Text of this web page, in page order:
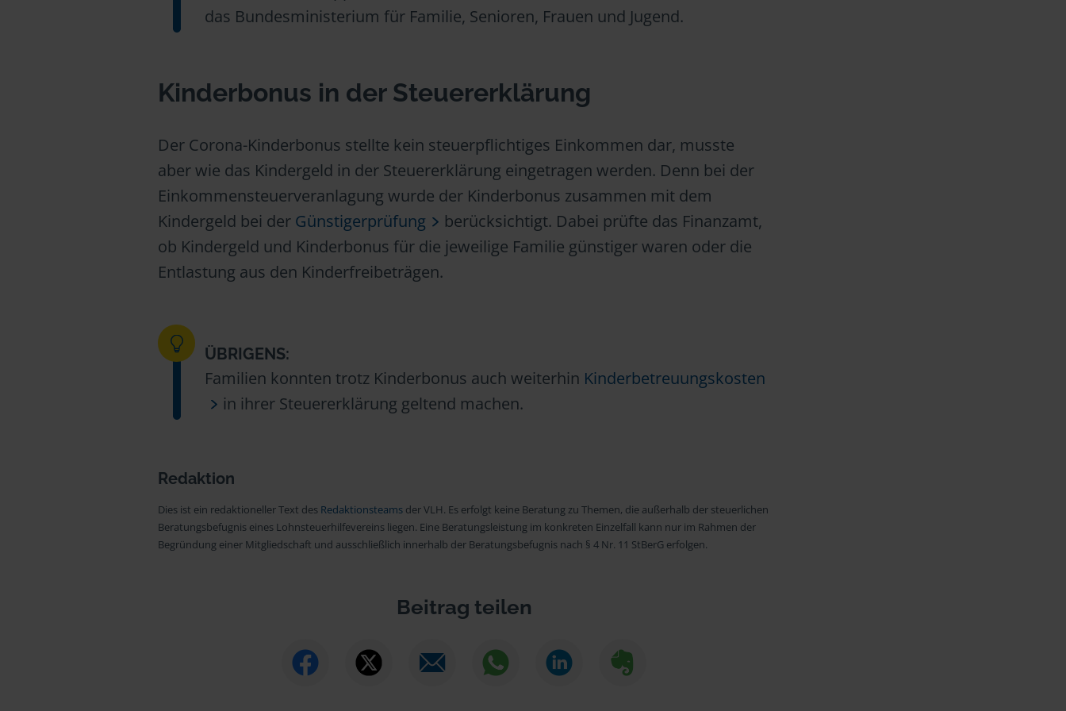
das Bundesministerium für Familie, Senioren, Frauen und Jugend.
Kinderbonus in der Steuererklärung
Der Corona-Kinderbonus stellte kein steuerpflichtiges Einkommen dar, musste
aber wie das Kindergeld in der Steuererklärung eingetragen werden. Denn bei der
Einkommensteuerveranlagung wurde der Kinderbonus zusammen mit dem
Kindergeld bei der Günstigerprüfung
berücksichtigt. Dabei prüfte das Finanzamt,
ob Kindergeld und Kinderbonus für die jeweilige Familie günstiger waren oder die
Entlastung aus den Kinderfreibeträgen.
ÜBRIGENS:
Familien konnten trotz Kinderbonus auch weiterhin Kinderbetreuungskosten
in ihrer Steuererklärung geltend machen.
Redaktion
Dies ist ein redaktioneller Text des Redaktionsteams der VLH. Es erfolgt keine Beratung zu Themen, die außerhalb der steuerlichen
Beratungsbefugnis eines Lohnsteuerhilfevereins liegen. Eine Beratungsleistung im konkreten Einzelfall kann nur im Rahmen der
Begründung einer Mitgliedschaft und ausschließlich innerhalb der Beratungsbefugnis nach § 4 Nr. 11 StBerG erfolgen.
Beitrag teilen